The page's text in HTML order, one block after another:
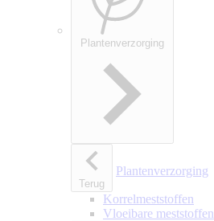
Plantenverzorging
Terug
Plantenverzorging
Korrelmeststoffen
Vloeibare meststoffen